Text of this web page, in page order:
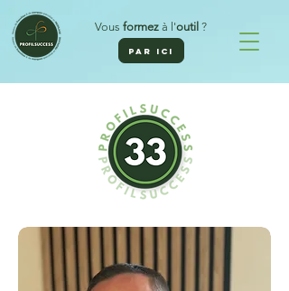
Vous formezà l'outil ?
PAR ICI